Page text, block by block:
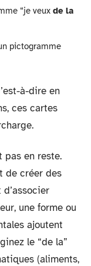
“je veux de la
pictogramme
à-dire en
ces cartes
pas en reste.
de créer des
une forme ou
ajoutent
le “de la”
(aliments,